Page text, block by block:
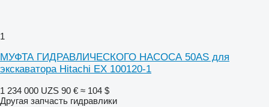
1
МУФТА ГИДРАВЛИЧЕСКОГО НАСОСА 50AS для
экскаватора Hitachi EX 100120-1
1 234 000 UZS 90 € ≈ 104 $
Другая запчасть гидравлики